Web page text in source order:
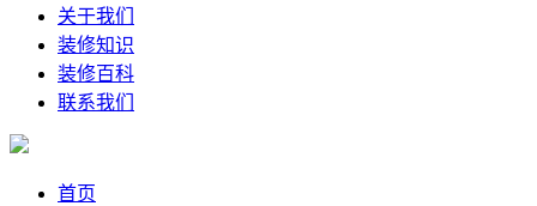
关于我们
装修知识
装修百科
联系我们
首页